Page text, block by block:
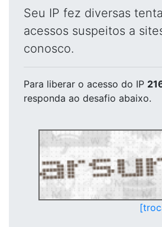
Seu IP fez diversas
acessos suspeitos a
conosco.
Para liberar o acesso do IP
responda ao desafio abaixo.